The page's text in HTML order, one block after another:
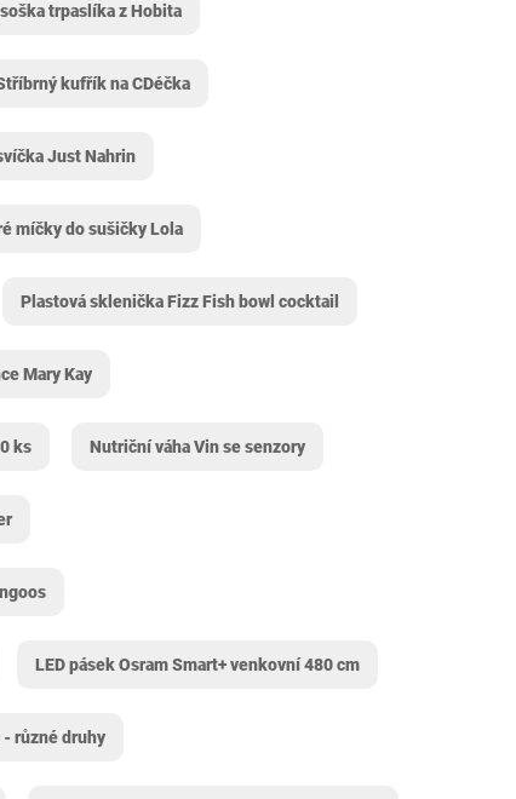
trpaslíka z Hobita
kufřík na CDéčka
Just Nahrin
míčky do sušičky Lola
Plastová sklenička Fizz Fish bowl cocktail
Mary Kay
ks Nutriční váha Vin se senzory
LED pásek Osram Smart+ venkovní 480 cm
různé druhy